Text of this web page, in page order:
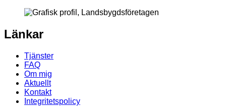
Länkar
Tjänster
FAQ
Om mig
Aktuellt
Kontakt
Integritetspolicy